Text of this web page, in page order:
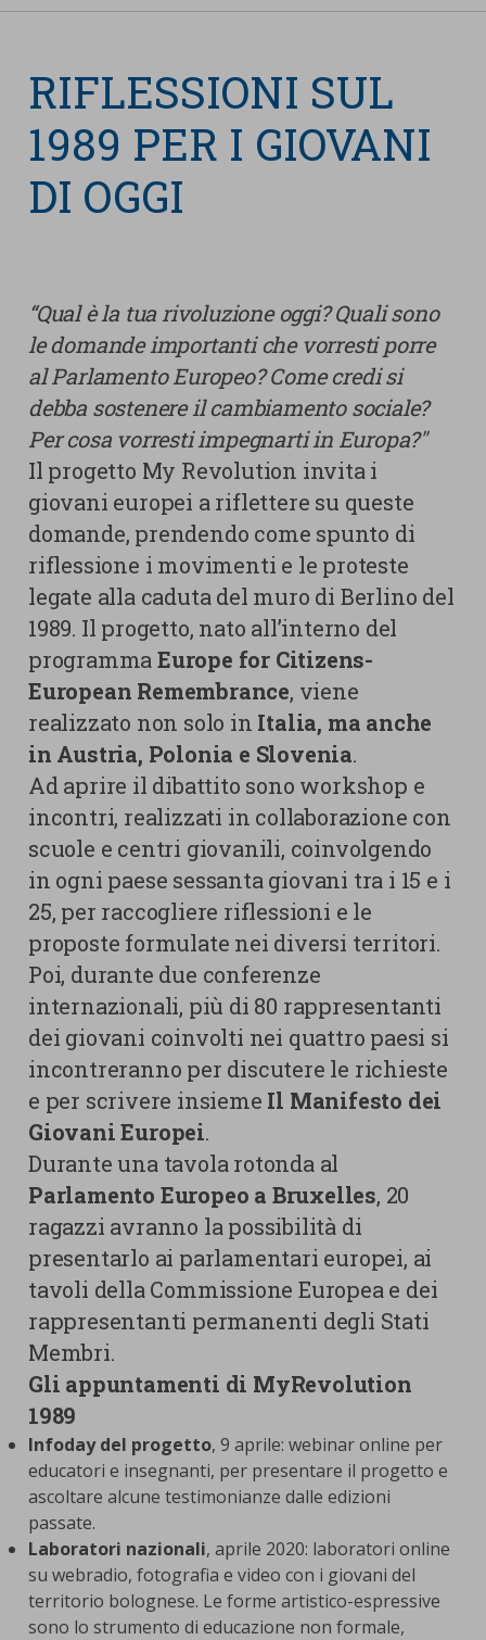
Contatti
Ufficio Stampa
Centro studi
Aziende e Fondazioni
CERCACARRELLO
Cookie strettamente necessari
Cookie di Analisi
Cookie di marketing
RIFLESSIONI SUL
1989 PER I GIOVANI
DI OGGI
“Qual è la tua rivoluzione oggi? Quali sono
le domande importanti che vorresti porre
al Parlamento Europeo? Come credi si
debba sostenere il cambiamento sociale?
Per cosa vorresti impegnarti in Europa?"
Il progetto My Revolution invita i
giovani europei a riflettere su queste
domande, prendendo come spunto di
riflessione i movimenti e le proteste
legate alla caduta del muro di Berlino del
1989. Il progetto, nato all’interno del
programmaEurope for Citizens-
European Remembrance, viene
realizzato non solo in Italia, ma anche
in Austria, Polonia e Slovenia.
Ad aprire il dibattito sono workshop e
incontri, realizzati in collaborazione con
scuole e centri giovanili, coinvolgendo
in ogni paese sessanta giovani tra i 15 e i
25, per raccogliere riflessioni e le
proposte formulate nei diversi territori.
Poi, durante due conferenze
internazionali, più di 80 rappresentanti
dei giovani coinvolti nei quattro paesi si
incontreranno per discutere le richieste
e per scrivere insieme Il Manifesto dei
Giovani Europei.
Durante una tavola rotonda al
Parlamento Europeo a Bruxelles, 20
ragazzi avranno la possibilità di
presentarlo ai parlamentari europei, ai
tavoli della Commissione Europea e dei
rappresentanti permanenti degli Stati
Membri.
Gli appuntamenti di MyRevolution
1989
Infoday del progetto, 9 aprile: webinar online per
educatori e insegnanti, per presentare il progetto e
ascoltare alcune testimonianze dalle edizioni
passate.
Laboratori nazionali, aprile 2020: laboratori online
su webradio, fotografia e video con i giovani del
territorio bolognese. Le forme artistico-espressive
sono lo strumento di educazione non formale,